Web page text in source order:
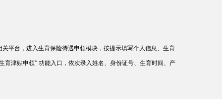
平台，进入生育保险待遇申领模块，按提示填写个人信息、生育
育津贴申领” 功能入口，依次录入姓名、身份证号、生育时间、产